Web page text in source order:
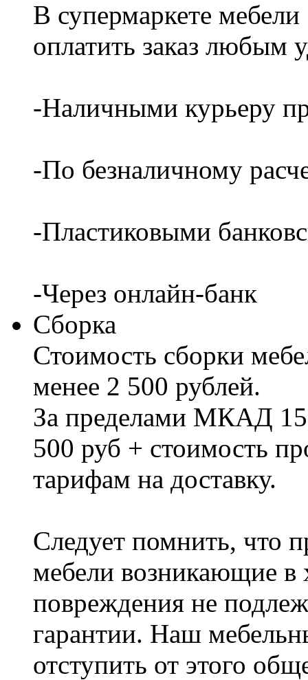
В супермаркете
оплатить заказ любым
-Наличными курьеру
-По безналичному
-Пластиковыми
-Через онлайн-банк
Сборка
Стоимость сборки
менее 2 500 рублей.
За пределами МКАД
500 руб + стоимость
тарифам на доставку.
Следует помнить, что
мебели возникающие в
повреждения не
гарантии. Наш
отступить от этого